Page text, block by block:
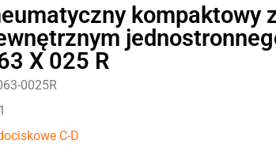
kompaktowy
X 025 R
0025R
C-D